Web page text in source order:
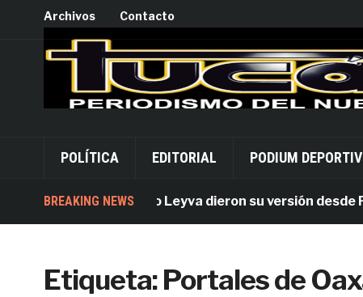
Archivos Contacto
POLÍTICA EDITORIAL PODIUM
BREAKING NEWS
por Alejandro Leyva dieron su versión desde
Etiqueta:Portales de